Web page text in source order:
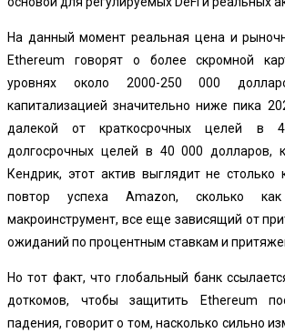
На данный момент реальная цена и
Ethereum говорят о более скромной
уровнях около 2000-250 000
капитализацией значительно ниже пика
далекой от краткосрочных целей в
долгосрочных целей в 40 000 долларов,
Кендрик, этот актив выглядит не столько
повтор успеха Amazon, сколько как
макроинструмент, все еще зависящий от
ожиданий по процентным ставкам и
Но тот факт, что глобальный банк
доткомов, чтобы защитить Ethereum
падения, говорит о том, насколько сильно